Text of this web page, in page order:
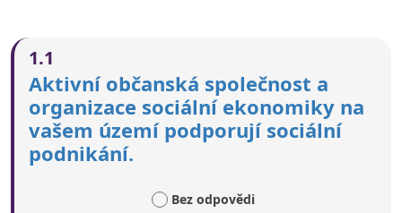
1.1
Aktivní občanská společnost a
organizace sociální ekonomiky na
vašem území podporují sociální
podnikání.
Bez odpovědi